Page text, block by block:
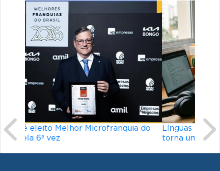
Línguas mais difíceis do mundo: o que
torna um idioma desafiador?